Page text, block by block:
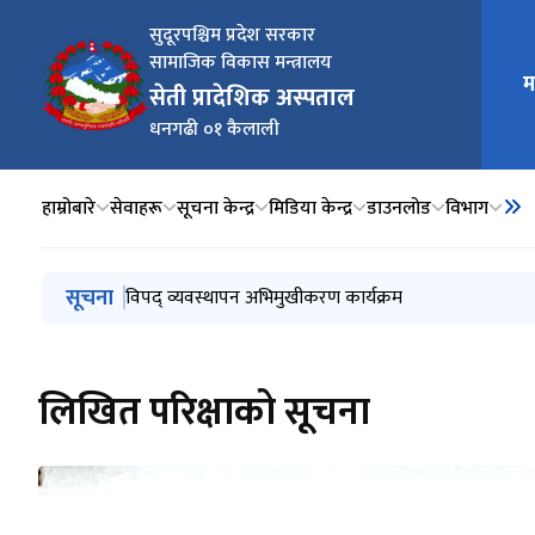
सुदूरपश्चिम प्रदेश सरकार
सामाजिक विकास मन्त्रालय
सेती प्रादेशिक अस्पताल
धनगढी ०१ कैलाली
मुख्य
हाम्रोबारे सेवाहरू सूचना केन्द्र मिडिया केन्द्र डाउनलोड विभाग
मुख्य नेभिगेसनमा जानुहोस्
सूचना सार्वजनिक विदा सम्बन्धि सूचना
विपद् व्यवस्थापन अभिमुखीकरण कार्यक्रम
स्तनपान परामर्शकर्ता पदको नतिजा प्रकाशन
सुझाव पेटिका
स्तनपान परामर्शकर्ताको अन्तरवार्ता हुने सम्बन्धि सूचना
लिखित परिक्षाको सूचना